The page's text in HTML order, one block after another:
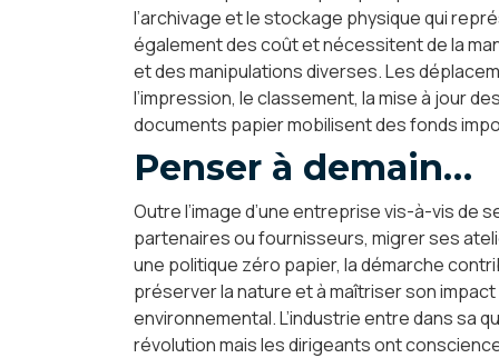
l’archivage et le stockage physique qui
également des coût et nécessitent de la
et des manipulations diverses. Les
l’impression, le classement, la mise à jour
documents papier mobilisent des fonds
Penser à demain…
Outre l’image d’une entreprise vis-à-vis de
partenaires ou fournisseurs, migrer ses
une politique zéro papier, la démarche
préserver la nature et à maîtriser son impact
environnemental. L’industrie entre dans sa
révolution mais les dirigeants ont